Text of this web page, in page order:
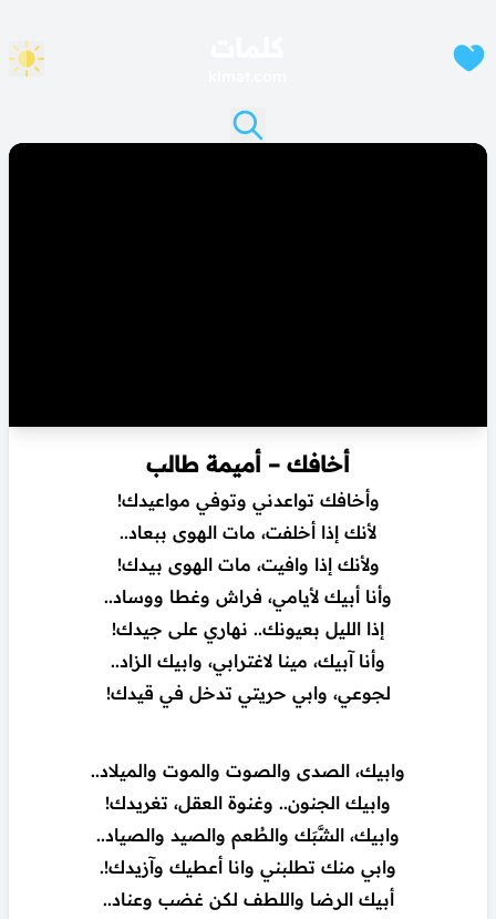
أخافك – أميمة طالب
وأخافك تواعدني وتوفي مواعيدك!
لأنك إذا أخلفت، مات الهوى ببعاد..
ولأنك إذا وافيت، مات الهوى بيدك!
وأنا أبيك لأيامي، فراش وغطا ووساد..
إذا الليل بعيونك.. نهاري على جيدك!
وأنا آبيك، مينا لاغترابي، وابيك الزاد..
لجوعي، وابي حريتي تدخل في قيدك!
وابيك، الصدى والصوت والموت والميلاد..
وابيك الجنون.. وغنوة العقل، تغريدك!
وابيك، الشَّبَك والطُعم والصيد والصياد..
وابي منك تطلبني وانا أعطيك وآزيدك!.
أبيك الرضا واللطف لكن غضب وعناد..